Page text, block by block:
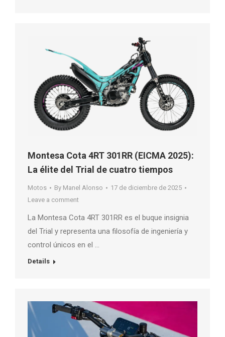
Montesa Cota 4RT 301RR (EICMA 2025):
La élite del Trial de cuatro tiempos
Motos By Manel Alonso
17 de diciembre de 2025
Leave a comment
La Montesa Cota 4RT 301RR es el buque insignia
del Trial y representa una filosofía de ingeniería y
control únicos en el …
Details